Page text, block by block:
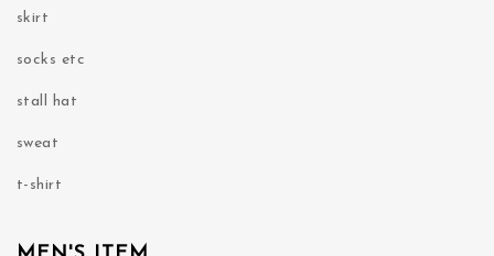
skirt
socks etc
stall hat
sweat
t-shirt